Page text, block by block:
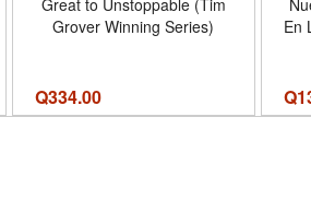
Great to Unstoppable (Tim
Grover Winning Series)
Q334.00
En
Q